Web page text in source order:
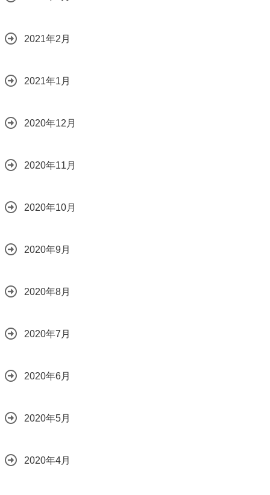
2021年2月
2021年1月
2020年12月
2020年11月
2020年10月
2020年9月
2020年8月
2020年7月
2020年6月
2020年5月
2020年4月